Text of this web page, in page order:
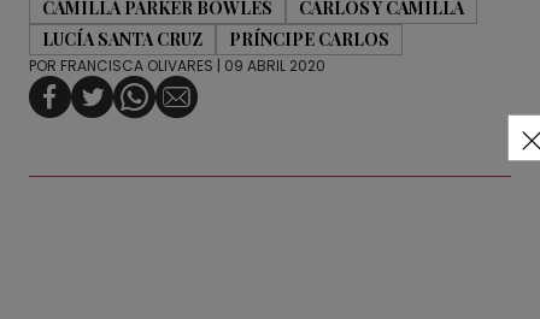
CAMILLA PARKER BOWLES
CARLOS Y CAMILLA
LUCÍA SANTA CRUZ
PRÍNCIPE CARLOS
POR FRANCISCA OLIVARES | 09 ABRIL 2020